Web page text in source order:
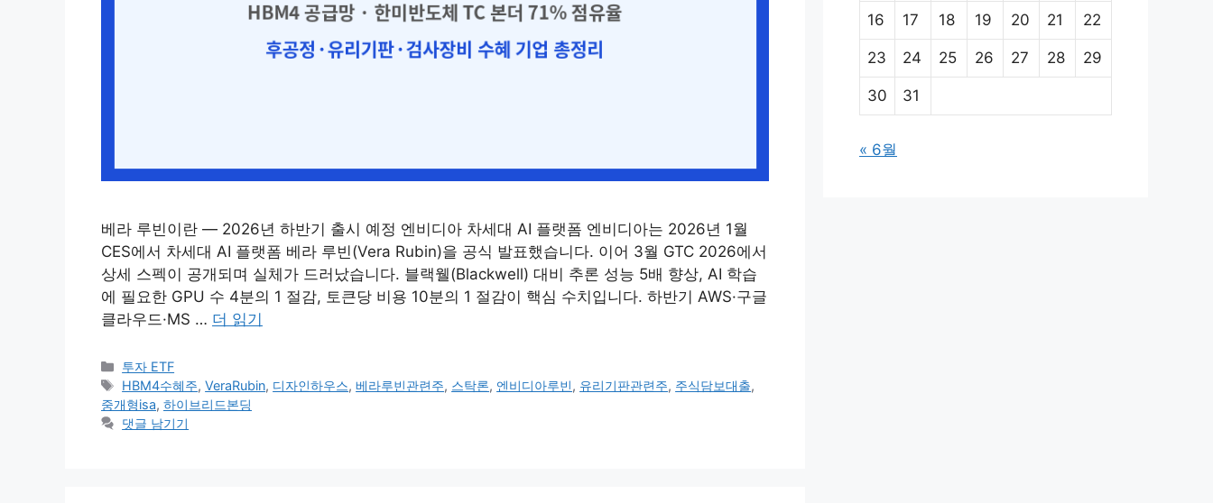
베라 루빈이란 — 2026년 하반기 출시 예정 엔비디아 차세대 AI 플랫폼 엔비디아는 2026년 1월
CES에서 차세대 AI 플랫폼 베라 루빈(Vera Rubin)을 공식 발표했습니다. 이어 3월 GTC 2026에서
상세 스펙이 공개되며 실체가 드러났습니다. 블랙웰(Blackwell) 대비 추론 성능 5배 향상, AI 학습
에 필요한 GPU 수 4분의 1 절감, 토큰당 비용 10분의 1 절감이 핵심 수치입니다. 하반기 AWS·구글
클라우드·MS … 더 읽기
카
테
고
리
투자 ETF
태
그
HBM4수혜주,VeraRubin, 디자인하우스,베라루빈관련주, 스탁론, 엔비디아루빈, 유리기판관련주, 주식담보대출,
중개형isa, 하이브리드본딩
댓글 남기기
16 17 18 19 20 21 22
23 24 25 26 27 28 29
30 31
« 6월